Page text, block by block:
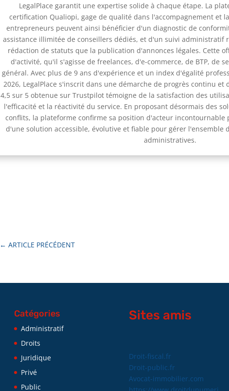
LegalPlace garantit une expertise solide à chaque étape. La
certification Qualiopi, gage de qualité dans l'accompagnement et
entrepreneurs peuvent ainsi bénéficier d'un diagnostic de
assistance illimitée de conseillers dédiés, et d'un suivi administratif
rédaction de statuts que la publication d'annonces légales. Cette
d'activité, qu'il s'agisse de freelances, d'e-commerce, de BTP, de
général. Avec plus de 9 ans d'expérience et un index d'égalité
2026, LegalPlace s'inscrit dans une démarche de progrès continu
4,5 sur 5 obtenue sur Trustpilot témoigne de la satisfaction des
l'efficacité et la réactivité du service. En proposant désormais des
conflits, la plateforme confirme sa position d'acteur
d'une solution accessible, évolutive et fiable pour gérer
administratives.
←ARTICLE PRÉCÉDENT
Catégories
Administratif
Droits
Juridique
Privé
Public
Sites amis
Droit-fiscal.fr
Droit-public.fr
Avocat-immobilier.com